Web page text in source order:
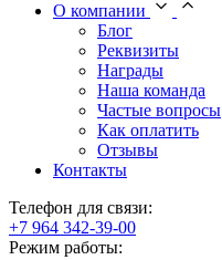
О компании
Блог
Реквизиты
Награды
Наша команда
Частые вопросы
Как оплатить
Отзывы
Контакты
Телефон для связи:
+7 964 342-39-00
Режим работы: